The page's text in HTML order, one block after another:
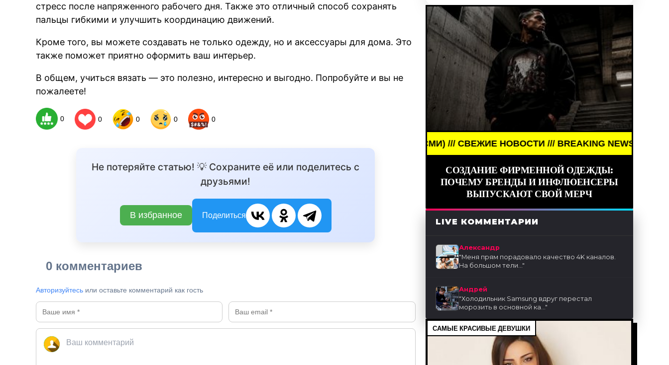
стресс после напряженного рабочего дня. Также это отличный способ сохранять
пальцы гибкими и улучшить координацию движений.
Кроме того, вы можете создавать не только одежду, но и аксессуары для дома. Это
также поможет приятно оформить ваш интерьер.
В общем, учиться вязать — это полезно, интересно и выгодно. Попробуйте и вы не
пожалеете!
0 0 0 0 0
Не потеряйте статью! 💡 Сохраните её или поделитесь с
друзьями!
В избранное Поделиться
0 комментариев
Авторизуйтесь или оставьте комментарий как гость
BREAKING NEWS /// НОВОСТИ (СМИ) /// СВЕЖИЕ НОВОСТИ /// BREAKING NEWS /// НОВОСТИ
СОЗДАНИЕ ФИРМЕННОЙ ОДЕЖДЫ:
ПОЧЕМУ БРЕНДЫ И ИНФЛЮЕНСЕРЫ
ВЫПУСКАЮТ СВОЙ МЕРЧ
LIVE КОММЕНТАРИИ
Александр
"Меня прям порадовало качество 4K каналов.
На большом тели..."
Андрей
"Холодильник Samsung вдруг перестал
морозить в основной ка..."
САМЫЕ КРАСИВЫЕ ДЕВУШКИ